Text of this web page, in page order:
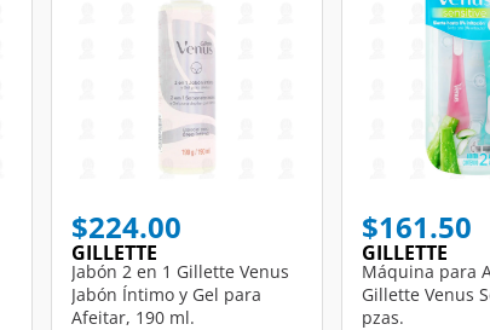
$224.00
GILLETTE
Jabón 2 en 1 Gillette Venus
Jabón Íntimo y Gel para
Afeitar, 190 ml.
$161.50
GILLETTE
Máquina para
Gillette Venus
pzas.